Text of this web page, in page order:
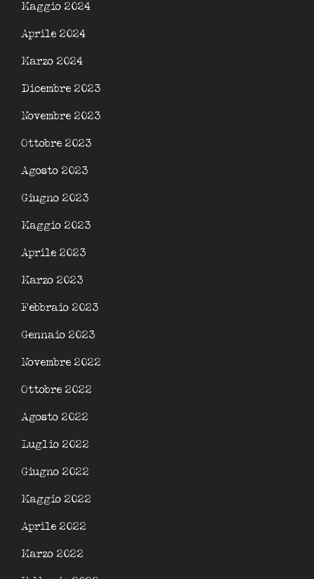
Maggio 2024
Aprile 2024
Marzo 2024
Dicembre 2023
Novembre 2023
Ottobre 2023
Agosto 2023
Giugno 2023
Maggio 2023
Aprile 2023
Marzo 2023
Febbraio 2023
Gennaio 2023
Novembre 2022
Ottobre 2022
Agosto 2022
Luglio 2022
Giugno 2022
Maggio 2022
Aprile 2022
Marzo 2022